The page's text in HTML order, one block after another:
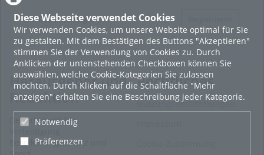
Diese Webseite verwendet Cookies
Wir verwenden Cookies, um unsere Website optimal für Sie
zu gestalten. Mit dem Bestätigen des Buttons "Akzeptieren"
stimmen Sie der Verwendung von Cookies zu. Durch
Anklicken der untenstehenden Checkboxen können Sie
auswählen, welche Cookie-Kategorien Sie zulassen
möchten. Durch Klicken auf die Schaltfläche "Mehr
anzeigen" erhalten Sie eine Beschreibung jeder Kategorie.
Notwendig
Präferenzen
Zurück zum Login
Herausgeber und
Redaktion
Departement für
Bevölkerungsschutz und
Rechtliches
Nutzungsbestimmungen